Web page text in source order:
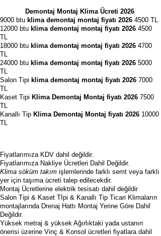
Demontaj Montaj Klima Ücreti 2026
9000 btu klima demontaj montaj fiyatı 2026 4500 TL
12000 btu klima demontaj montaj fiyatı 2026 4500
TL
18000 btu klima demontaj montaj fiyatı 2026 4700
TL
24000 btu klima demontaj montaj fiyatı 2026 5000
TL
Salon Tipi klima demontaj montaj fiyatı 2026 7000
TL
Kaset Tipi Klima Demontaj Montaj fiyatı 2026 7500
TL
Kanallı Tip Klima Demontaj Montaj fiyatı 2026 10000
TL
Fiyatlarımıza KDV dahil değildir.
Fiyatlarımıza Nakliye Ücretleri Dahil Değildir.
Klima söküm takım işlemlerinde farklı semt veya farklı
yer için taşıma ücreti talep edilecekdir.
Montaj Ücretlerine elektrik tesisatı dahil değildir
Salon Tipi & Kaset Tİpi & Kanallı Tip Ticari Klimaların
montajlarında Drenaj Hattı Montaj Yerine Göre Dahil
Değildir.
Yüksek metraj & yüksek Ağırlıktaki yada ustanın
önerisi üzerine Vinç & Konsol ücretleri fiyatlara dahil